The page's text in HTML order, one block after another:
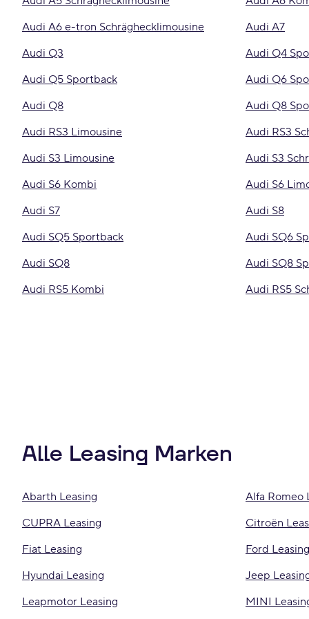
Audi A6 e-tron Schräghecklimousine
Audi A7
Audi Q3
Audi Q4
Audi Q5 Sportback
Audi Q6
Audi Q8
Audi Q8
Audi RS3 Limousine
Audi RS3
Audi S3 Limousine
Audi S3
Audi S6 Kombi
Audi S6
Audi S7
Audi S8
Audi SQ5 Sportback
Audi SQ6
Audi SQ8
Audi SQ8
Audi RS5 Kombi
Audi RS5
Alle Leasing Marken
Abarth Leasing Alfa Romeo
CUPRA Leasing
Citroën
Fiat Leasing
Ford Leasing
Hyundai Leasing
Jeep
Leapmotor Leasing
MINI